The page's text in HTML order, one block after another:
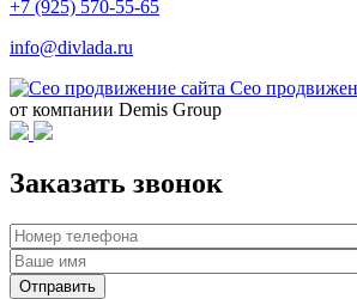
+7 (925) 570-55-65
info@divlada.ru
Сео
от компании Demis Group
Заказать звонок